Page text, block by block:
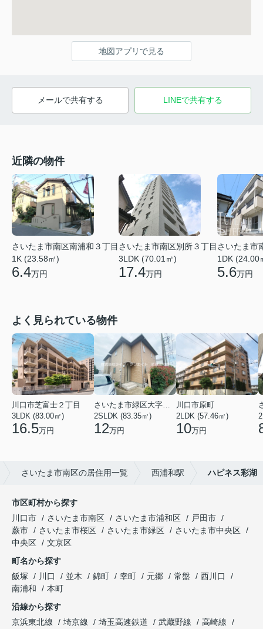
地図アプリで見る
メールで共有する LINEで共有する
近隣の物件
さいたま市南区南浦和３丁目
1K (23.58㎡)
6.4万円
さいたま市南区別所３丁目
3LDK (70.01㎡)
17.4万円
さいたま市
1DK (24.00
5.6万円
よく見られている物件
川口市芝富士２丁目
3LDK (83.00㎡)
16.5万円
さいたま市緑区大字三室
2SLDK (83.35㎡)
12万円
川口市原町
2LDK (57.46㎡)
10万円
さいたま市南区の居住用一覧 西浦和駅 ハピネス彩湖
市区町村から探す
川口市
さいたま市南区 さいたま市浦和区
戸田市
蕨市
さいたま市桜区 さいたま市緑区
さいたま市中央区
中央区
文京区
町名から探す
飯塚
川口 並木 錦町 幸町 元郷 常盤
西川口
南浦和
本町
沿線から探す
京浜東北線
埼京線 埼玉高速鉄道 武蔵野線
高崎線